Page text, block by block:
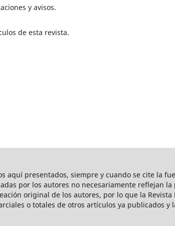
y avisos.
de esta revista.
aquí­ presentados, siempre y cuando se cite la
por los autores no necesariamente reflejan
original de los autores, por lo que la
o totales de otros artículos ya publicados